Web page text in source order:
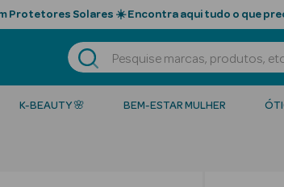
Protetores Solares ☀️ Encontra aqui tudo o que
K-BEAUTY 🌸 BEM-ESTAR MULHER